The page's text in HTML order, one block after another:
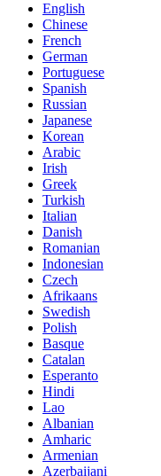
English
Chinese
French
German
Portuguese
Spanish
Russian
Japanese
Korean
Arabic
Irish
Greek
Turkish
Italian
Danish
Romanian
Indonesian
Czech
Afrikaans
Swedish
Polish
Basque
Catalan
Esperanto
Hindi
Lao
Albanian
Amharic
Armenian
Azerbaijani